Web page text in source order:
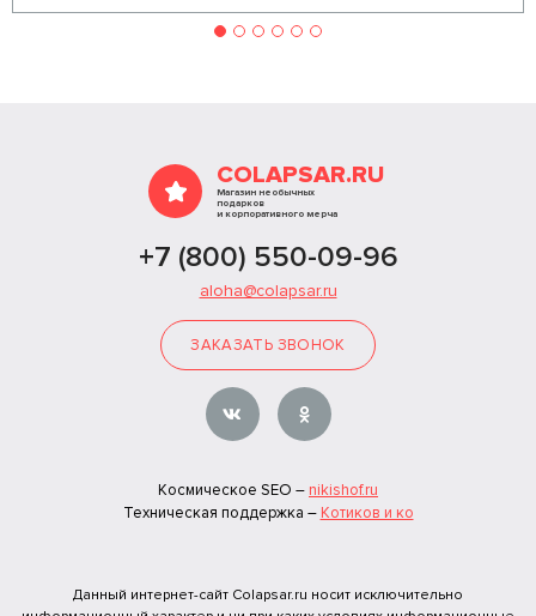
COLAPSAR.RU
Магазин необычных
подарков
и корпоративного мерча
+7 (800) 550-09-96
aloha@colapsar.ru
ЗАКАЗАТЬ ЗВОНОК
Космическое SEO – nikishof.ru
Техническая поддержка – Котиков и ко
Данный интернет-сайт Colapsar.ru носит исключительно